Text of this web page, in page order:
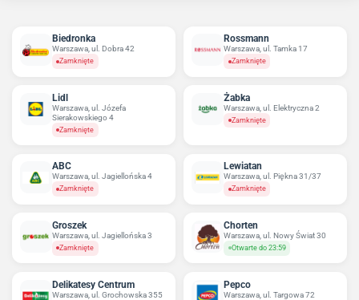
Biedronka
Warszawa, ul. Dobra 42
Zamknięte
Rossmann
Warszawa, ul. Tamka 17
Zamknięte
Lidl
Warszawa, ul. Józefa
Sierakowskiego 4
Zamknięte
Żabka
Warszawa, ul. Elektryczna 2
Zamknięte
ABC
Warszawa, ul. Jagiellońska 4
Zamknięte
Lewiatan
Warszawa, ul. Piękna 31/37
Zamknięte
Groszek
Warszawa, ul. Jagiellońska 3
Zamknięte
Chorten
Warszawa, ul. Nowy Świat 30
Otwarte do 23:59
Delikatesy Centrum
Warszawa, ul. Grochowska 355
Pepco
Warszawa, ul. Targowa 72